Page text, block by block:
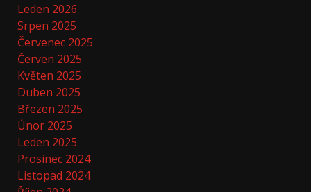
Leden 2026
Srpen 2025
Červenec 2025
Červen 2025
Květen 2025
Duben 2025
Březen 2025
Únor 2025
Leden 2025
Prosinec 2024
Listopad 2024